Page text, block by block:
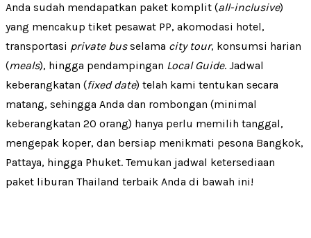
Anda sudah mendapatkan paket komplit (all-inclusive)
yang mencakup tiket pesawat PP, akomodasi hotel,
transportasi private busselama city tour, konsumsi harian
(meals), hingga pendampingan Local Guide. Jadwal
keberangkatan (fixed date) telah kami tentukan secara
matang, sehingga Anda dan rombongan (minimal
keberangkatan 20 orang) hanya perlu memilih tanggal,
mengepak koper, dan bersiap menikmati pesona Bangkok,
Pattaya, hingga Phuket. Temukan jadwal ketersediaan
paket liburan Thailand terbaik Anda di bawah ini!